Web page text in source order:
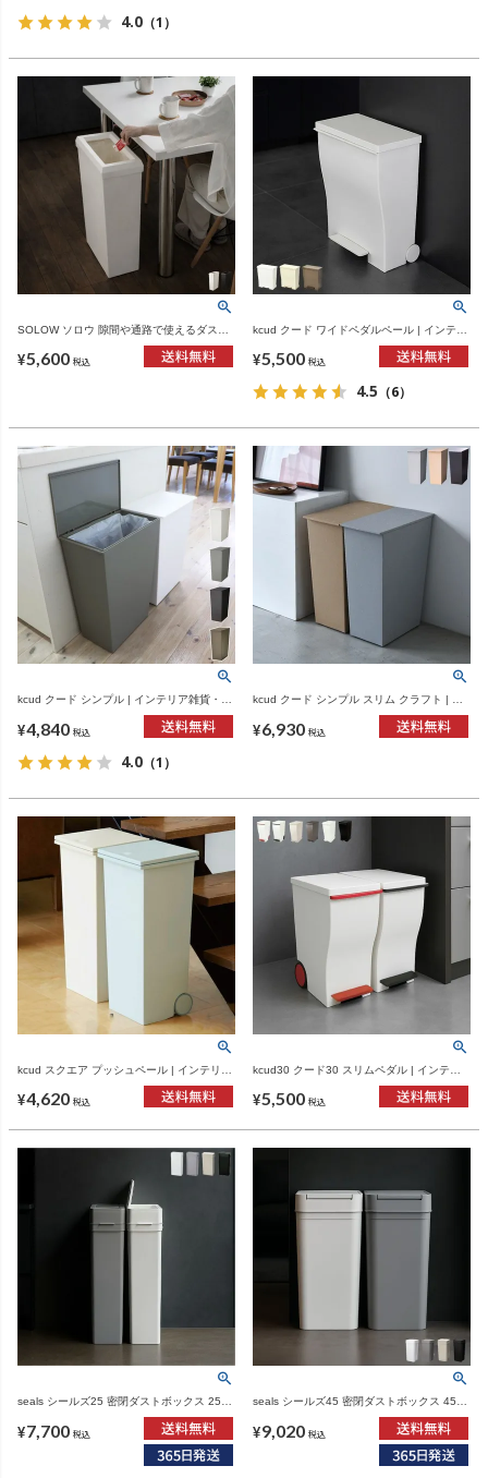
4.0 （1）
SOLOW ソロウ 隙間や通路で使えるダスト
貨・ゴミ箱
¥5,600 税込
kcud クード ワイドペダルペール | インテリ
¥5,500 税込
4.5 （6）
kcud クード シンプル | インテリア雑貨・ゴ
¥4,840 税込
4.0 （1）
kcud クード シンプル スリム クラフト | イ
¥6,930 税込
kcud スクエア プッシュペール | インテリア
¥4,620 税込
kcud30 クード30 スリムペダル | インテリ
¥5,500 税込
seals シールズ25 密閉ダストボックス 25L |
¥7,700 税込
seals シールズ45 密閉ダストボックス 45L |
¥9,020 税込